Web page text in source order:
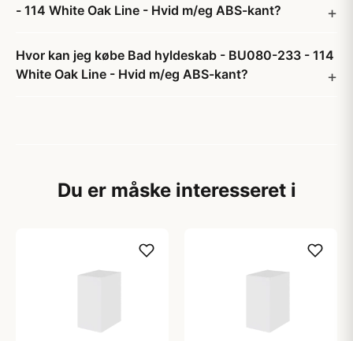
- 114 White Oak Line - Hvid m/eg ABS-kant?
Hvor kan jeg købe Bad hyldeskab - BU080-233 - 114
White Oak Line - Hvid m/eg ABS-kant?
Du er måske interesseret i